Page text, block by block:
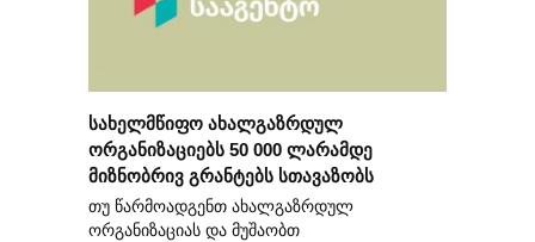
სახელმწიფო ახალგაზრდულ
ორგანიზაციებს 50 000 ლარამდე
მიზნობრივ გრანტებს სთავაზობს
თუ წარმოადგენთ ახალგაზრდულ
ორგანიზაციას და მუშაობთ